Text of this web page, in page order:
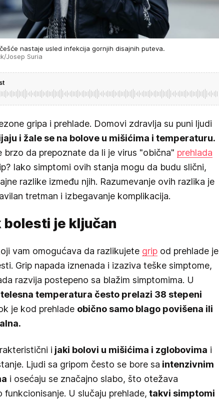
nastaje usled infekcija gornjih disajnih puteva.
Josep Suria
gripa i prehlade. Domovi zdravlja su puni ljudi
i žale se na bolove u mišićima i temperaturu.
brzo da prepoznate da li je virus "obična" prehlada
Iako simptomi ovih stanja mogu da budu slični,
razlike između njih. Razumevanje ovih razlika je
tretman i izbegavanje komplikacija.
bolesti je ključan
vam omogućava da razlikujete grip od prehlade je
Grip napada iznenada i izaziva teške simptome,
razvija postepeno sa blažim simptomima. U
telesna temperatura često prelazi 38 stepeni
je kod prehlade obično samo blago povišena ili
i jaki bolovi u mišićima i zglobovima i
Ljudi sa gripom često se bore sa intenzivnim
i osećaju se značajno slabo, što otežava
funkcionisanje. U slučaju prehlade, takvi simptomi